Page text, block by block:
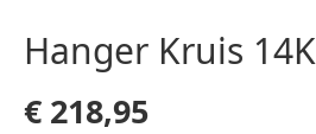
Hanger Kruis
€ 218,95